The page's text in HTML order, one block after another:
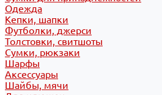
Одежда
Кепки, шапки
Футболки, джерси
Толстовки, свитшоты
Сумки, рюкзаки
Шарфы
Аксессуары
Шайбы, мячи